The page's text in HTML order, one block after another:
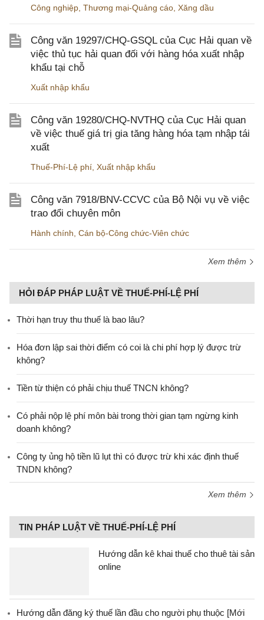
Công nghiệp Thương mại-Quảng cáo Xăng dầu
Công văn 19297/CHQ-GSQL của Cục Hải quan về
việc thủ tục hải quan đối với hàng hóa xuất nhập
khẩu tại chỗ
Xuất nhập khẩu
Công văn 19280/CHQ-NVTHQ của Cục Hải quan
về việc thuế giá trị gia tăng hàng hóa tạm nhập tái
xuất
Thuế-Phí-Lệ phí Xuất nhập khẩu
Công văn 7918/BNV-CCVC của Bộ Nội vụ về việc
trao đổi chuyên môn
Hành chính Cán bộ-Công chức-Viên chức
Xem thêm
HỎI ĐÁP PHÁP LUẬT VỀ THUẾ-PHÍ-LỆ PHÍ
Thời hạn truy thu thuế là bao lâu?
Hóa đơn lập sai thời điểm có coi là chi phí hợp lý được trừ
không?
Tiền từ thiện có phải chịu thuế TNCN không?
Có phải nộp lệ phí môn bài trong thời gian tạm ngừng kinh
doanh không?
Công ty ủng hộ tiền lũ lụt thì có được trừ khi xác định thuế
TNDN không?
Xem thêm
TIN PHÁP LUẬT VỀ THUẾ-PHÍ-LỆ PHÍ
Hướng dẫn kê khai thuế cho thuê tài sản
online
Hướng dẫn đăng ký thuế lần đầu cho người phụ thuộc [Mới